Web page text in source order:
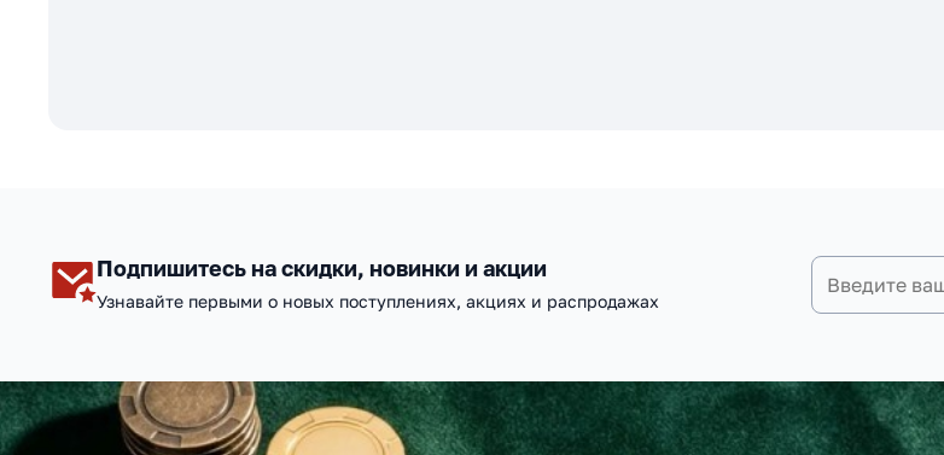
Подпишитесь на скидки, новинки и акции
Узнавайте первыми о новых поступлениях, акциях и распродажах